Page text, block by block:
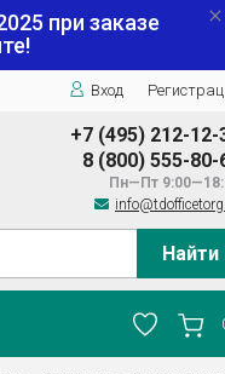
при заказе
Вход
+7 (495) 212-12-
8 (800) 555-80-
Пн—Пт
Найти